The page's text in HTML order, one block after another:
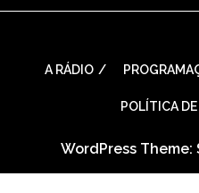
A RÁDIO
POLÍTICA
WordPress Theme: